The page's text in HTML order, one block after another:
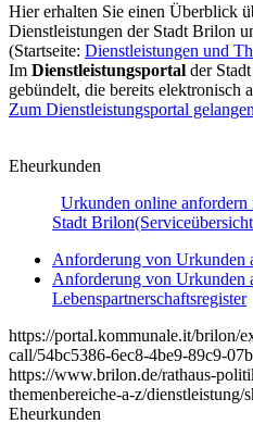
Hier erhalten Sie einen Überblick
Dienstleistungen der Stadt Brilon
(Startseite: Dienstleistungen und
Im Dienstleistungsportal der
gebündelt, die bereits elektronisch
Zum Dienstleistungsportal
Eheurkunden
Urkunden online
Stadt Brilon
Anforderung von Urkunden
Anforderung von Urkunden
Lebenspartnerschaftsregister
https://portal.kommunale.it/brilon/
call/54bc5386-6ec8-4be9-89c9-
https://www.brilon.de/rathaus-
themenbereiche-a-z/dienstleistung/
Eheurkunden